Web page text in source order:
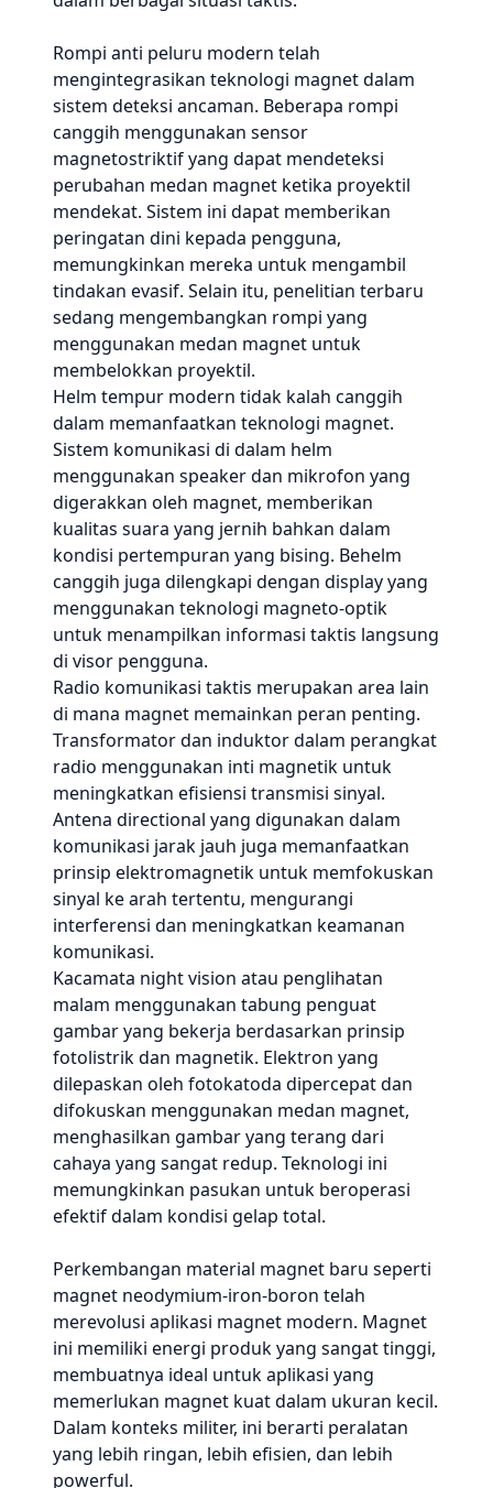
Rompi anti peluru modern telah
mengintegrasikan teknologi magnet dalam
sistem deteksi ancaman. Beberapa rompi
canggih menggunakan sensor
magnetostriktif yang dapat mendeteksi
perubahan medan magnet ketika proyektil
mendekat. Sistem ini dapat memberikan
peringatan dini kepada pengguna,
memungkinkan mereka untuk mengambil
tindakan evasif. Selain itu, penelitian terbaru
sedang mengembangkan rompi yang
menggunakan medan magnet untuk
membelokkan proyektil.
Helm tempur modern tidak kalah canggih
dalam memanfaatkan teknologi magnet.
Sistem komunikasi di dalam helm
menggunakan speaker dan mikrofon yang
digerakkan oleh magnet, memberikan
kualitas suara yang jernih bahkan dalam
kondisi pertempuran yang bising. Behelm
canggih juga dilengkapi dengan display yang
menggunakan teknologi magneto-optik
untuk menampilkan informasi taktis langsung
di visor pengguna.
Radio komunikasi taktis merupakan area lain
di mana magnet memainkan peran penting.
Transformator dan induktor dalam perangkat
radio menggunakan inti magnetik untuk
meningkatkan efisiensi transmisi sinyal.
Antena directional yang digunakan dalam
komunikasi jarak jauh juga memanfaatkan
prinsip elektromagnetik untuk memfokuskan
sinyal ke arah tertentu, mengurangi
interferensi dan meningkatkan keamanan
komunikasi.
Kacamata night vision atau penglihatan
malam menggunakan tabung penguat
gambar yang bekerja berdasarkan prinsip
fotolistrik dan magnetik. Elektron yang
dilepaskan oleh fotokatoda dipercepat dan
difokuskan menggunakan medan magnet,
menghasilkan gambar yang terang dari
cahaya yang sangat redup. Teknologi ini
memungkinkan pasukan untuk beroperasi
efektif dalam kondisi gelap total.
Perkembangan material magnet baru seperti
magnet neodymium-iron-boron telah
merevolusi aplikasi magnet modern. Magnet
ini memiliki energi produk yang sangat tinggi,
membuatnya ideal untuk aplikasi yang
memerlukan magnet kuat dalam ukuran kecil.
Dalam konteks militer, ini berarti peralatan
yang lebih ringan, lebih efisien, dan lebih
powerful.